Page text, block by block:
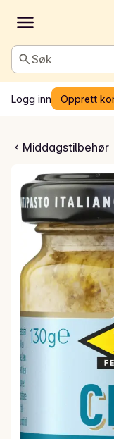
Søk
Logg inn Opprett
Middagstilbehør
artisjokker